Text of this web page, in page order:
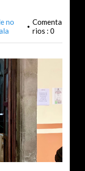
no
• Comenta
rios : 0